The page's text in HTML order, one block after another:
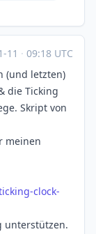
11 · 09:18 UTC
(und letzten)
die Ticking
Skript von
meinen
clock-
unterstützen.